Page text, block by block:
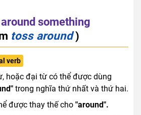
something
toss around)
verb
hoặc đại từ có thể được dùng
trong nghĩa thứ nhất và thứ hai.
được thay thế cho "around".